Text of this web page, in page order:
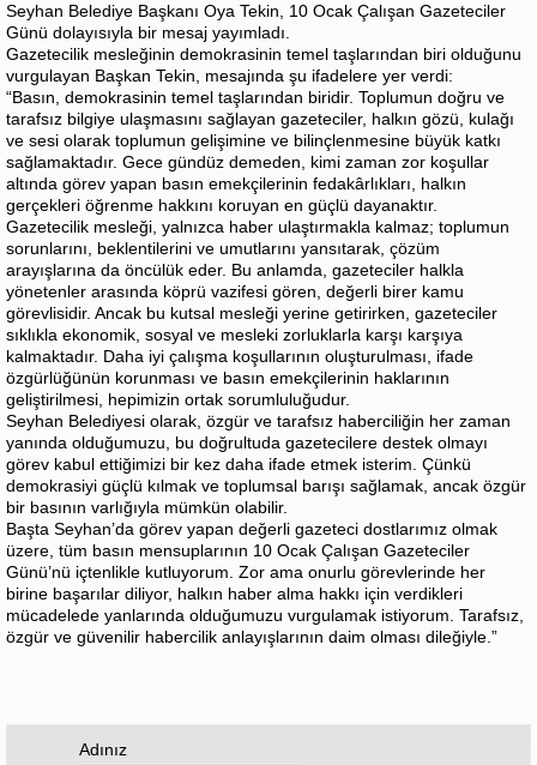
Seyhan Belediye Başkanı Oya Tekin, 10 Ocak Çalışan Gazeteciler
Günü dolayısıyla bir mesaj yayımladı.
Gazetecilik mesleğinin demokrasinin temel taşlarından biri olduğunu
vurgulayan Başkan Tekin, mesajında şu ifadelere yer verdi:
“Basın, demokrasinin temel taşlarından biridir. Toplumun doğru ve
tarafsız bilgiye ulaşmasını sağlayan gazeteciler, halkın gözü, kulağı
ve sesi olarak toplumun gelişimine ve bilinçlenmesine büyük katkı
sağlamaktadır. Gece gündüz demeden, kimi zaman zor koşullar
altında görev yapan basın emekçilerinin fedakârlıkları, halkın
gerçekleri öğrenme hakkını koruyan en güçlü dayanaktır.
Gazetecilik mesleği, yalnızca haber ulaştırmakla kalmaz; toplumun
sorunlarını, beklentilerini ve umutlarını yansıtarak, çözüm
arayışlarına da öncülük eder. Bu anlamda, gazeteciler halkla
yönetenler arasında köprü vazifesi gören, değerli birer kamu
görevlisidir. Ancak bu kutsal mesleği yerine getirirken, gazeteciler
sıklıkla ekonomik, sosyal ve mesleki zorluklarla karşı karşıya
kalmaktadır. Daha iyi çalışma koşullarının oluşturulması, ifade
özgürlüğünün korunması ve basın emekçilerinin haklarının
geliştirilmesi, hepimizin ortak sorumluluğudur.
Seyhan Belediyesi olarak, özgür ve tarafsız haberciliğin her zaman
yanında olduğumuzu, bu doğrultuda gazetecilere destek olmayı
görev kabul ettiğimizi bir kez daha ifade etmek isterim. Çünkü
demokrasiyi güçlü kılmak ve toplumsal barışı sağlamak, ancak özgür
bir basının varlığıyla mümkün olabilir.
Başta Seyhan’da görev yapan değerli gazeteci dostlarımız olmak
üzere, tüm basın mensuplarının 10 Ocak Çalışan Gazeteciler
Günü’nü içtenlikle kutluyorum. Zor ama onurlu görevlerinde her
birine başarılar diliyor, halkın haber alma hakkı için verdikleri
mücadelede yanlarında olduğumuzu vurgulamak istiyorum. Tarafsız,
özgür ve güvenilir habercilik anlayışlarının daim olması dileğiyle.”
Adınız